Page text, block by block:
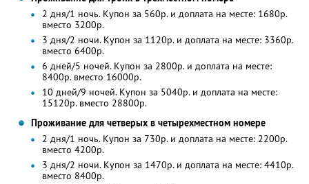
2 дня/1 ночь. Купон за 560р. и доплата на месте: 1680р.
вместо 3200р.
3 дня/2 ночи. Купон за 1120р. и доплата на месте: 3360р.
вместо 6400р.
6 дней/5 ночей. Купон за 2800р. и доплата на месте:
8400р. вместо 16000р.
10 дней/9 ночей. Купон за 5040р. и доплата на месте:
15120р. вместо 28800р.
Проживание для четверых в четырехместном номере
2 дня/1 ночь. Купон за 730р. и доплата на месте: 2200р.
вместо 4200р.
3 дня/2 ночи. Купон за 1470р. и доплата на месте: 4410р.
вместо 8400р.